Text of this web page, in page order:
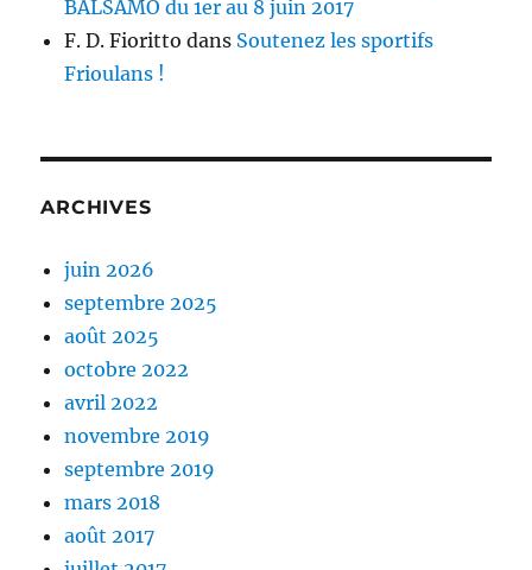
BALSAMO du 1er au 8 juin 2017
F. D. Fioritto dans Soutenez les sportifs
Frioulans !
ARCHIVES
juin 2026
septembre 2025
août 2025
octobre 2022
avril 2022
novembre 2019
septembre 2019
mars 2018
août 2017